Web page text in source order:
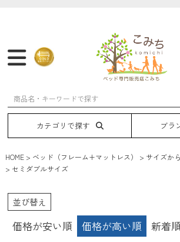
マットレス フレーム ベッド
カテゴリで探す ブラ
HOME ベッド（フレーム+マットレス）
サイズか
セミダブルサイズ
並び替え
価格が安い順 価格が高い順 新着